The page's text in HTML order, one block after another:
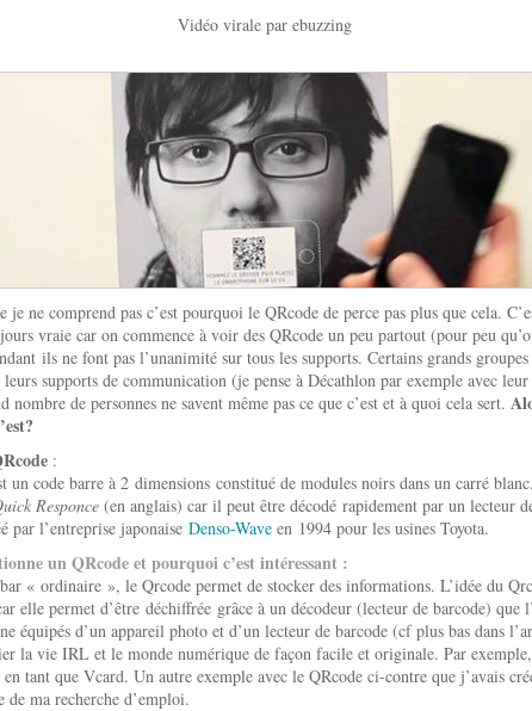
Vidéo virale par ebuzzing
ne comprend pas c’est pourquoi le QRcode de perce pas plus que cela.
vraie car on commence à voir des QRcode un peu partout (pour peu
ils ne font pas l’unanimité sur tous les supports. Certains grands
supports de communication (je pense à Décathlon par exemple avec
nombre de personnes ne savent même pas ce que c’est et à quoi cela sert.
:
un code barre à 2 dimensions constitué de modules noirs dans un carré
Responce (en anglais) car il peut être décodé rapidement par un lecteur
par l’entreprise japonaise Denso-Wave en 1994 pour les usines Toyota.
un QRcode et pourquoi c’est intéressant :
« ordinaire », le Qrcode permet de stocker des informations. L’idée du
elle permet d’être déchiffrée grâce à un décodeur (lecteur de barcode) que
équipés d’un appareil photo et d’un lecteur de barcode (cf plus bas dans
la vie IRL et le monde numérique de façon facile et originale. Par exemple,
tant que Vcard. Un autre exemple avec le QRcode ci-contre que j’avais
de ma recherche d’emploi.